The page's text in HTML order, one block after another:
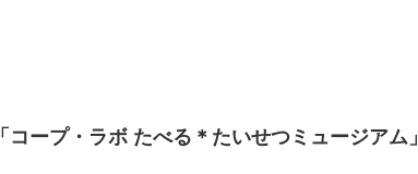
「コープ・ラボ たべる＊たいせつミュージアム」